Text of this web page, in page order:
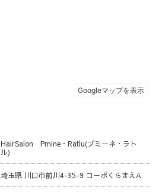
HairSalon Pmine・Ratlu(プミーネ・ラト
ル)
埼玉県 川口市前川4-35-9 コーポくらまえA